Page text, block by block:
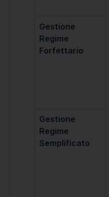
Gestione
Regime
Forfettario
Gestione
Regime
Semplificato